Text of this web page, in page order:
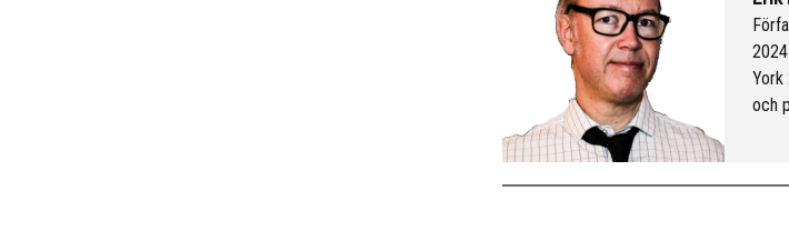
York
och